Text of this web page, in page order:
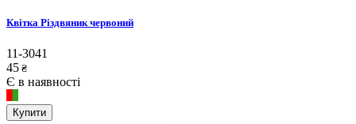
Квітка Різдвяник червоний
11-3041
45 ₴
Є в наявності
Купити